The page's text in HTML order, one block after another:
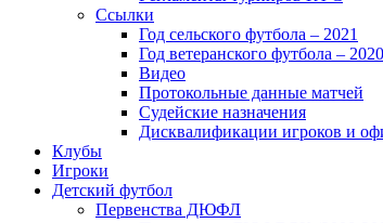
Ссылки
Год сельского футбола – 2021
Год ветеранского футбола – 2020
Видео
Протокольные данные матчей
Судейские назначения
Дисквалификации игроков и
Клубы
Игроки
Детский футбол
Первенства ДЮФЛ